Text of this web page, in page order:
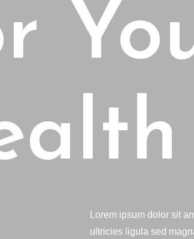
Lorem ipsum dolor sit
ultricies ligula sed